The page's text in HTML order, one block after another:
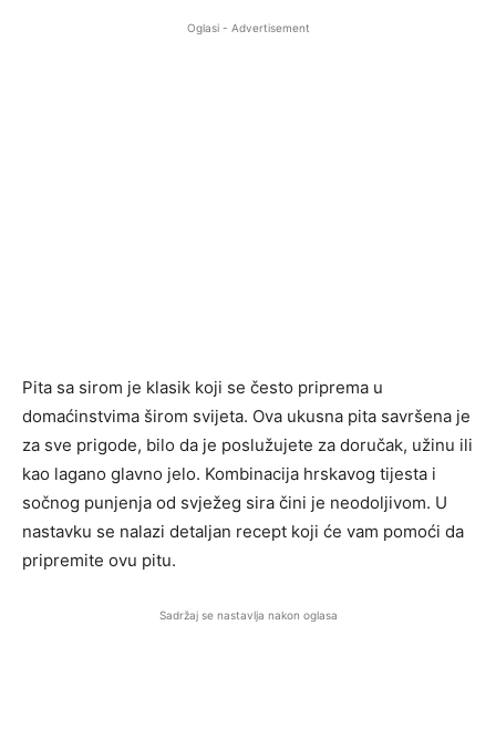
Oglasi - Advertisement
Pita sa sirom je klasik koji se često priprema u
domaćinstvima širom svijeta. Ova ukusna pita savršena je
za sve prigode, bilo da je poslužujete za doručak, užinu ili
kao lagano glavno jelo. Kombinacija hrskavog tijesta i
sočnog punjenja od svježeg sira čini je neodoljivom. U
nastavku se nalazi detaljan recept koji će vam pomoći da
pripremite ovu pitu.
Sadržaj se nastavlja nakon oglasa